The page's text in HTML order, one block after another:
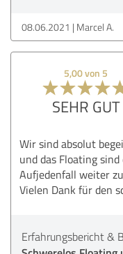
08.06.2021 Marcel A.
5,00 von 5
SEHR GUT
Wir sind absolut
und das Floating
Aufjedenfall weiter
Vielen Dank für den
Erfahrungsbericht &